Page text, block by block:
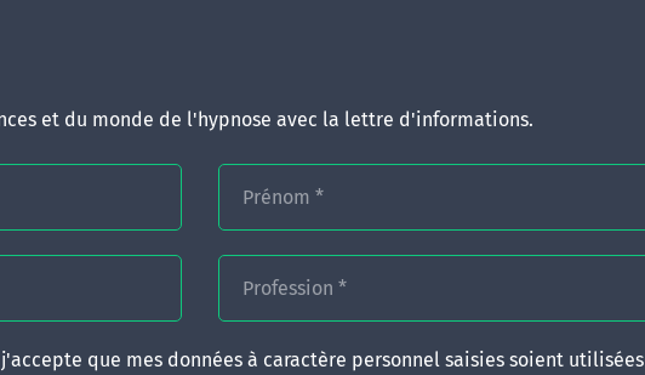
et du monde de l'hypnose avec la lettre d'informations.
Prénom *
Profession *
que mes données à caractère personnel saisies soient utilisées